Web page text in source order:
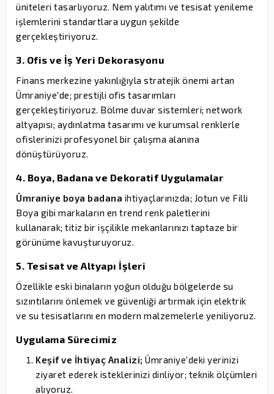
üniteleri tasarlıyoruz. Nem yalıtımı ve tesisat yenileme
işlemlerini standartlara uygun şekilde
gerçekleştiriyoruz.
3. Ofis ve İş Yeri Dekorasyonu
Finans merkezine yakınlığıyla stratejik önemi artan
Ümraniye'de; prestijli ofis tasarımları
gerçekleştiriyoruz. Bölme duvar sistemleri; network
altyapısı; aydınlatma tasarımı ve kurumsal renklerle
ofislerinizi profesyonel bir çalışma alanına
dönüştürüyoruz.
4. Boya, Badana ve Dekoratif Uygulamalar
Ümraniye boya badana ihtiyaçlarınızda; Jotun ve Filli
Boya gibi markaların en trend renk paletlerini
kullanarak; titiz bir işçilikle mekanlarınızı taptaze bir
görünüme kavuşturuyoruz.
5. Tesisat ve Altyapı İşleri
Özellikle eski binaların yoğun olduğu bölgelerde su
sızıntılarını önlemek ve güvenliği artırmak için elektrik
ve su tesisatlarını en modern malzemelerle yeniliyoruz.
Uygulama Sürecimiz
Keşif ve İhtiyaç Analizi; Ümraniye'deki yerinizi
ziyaret ederek isteklerinizi dinliyor; teknik ölçümleri
alıyoruz.